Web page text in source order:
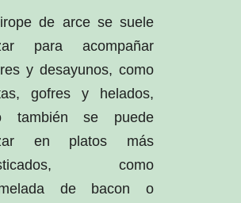
de arce se suele
para acompañar
y desayunos, como
gofres y helados,
también se puede
en platos más
como
de bacon o